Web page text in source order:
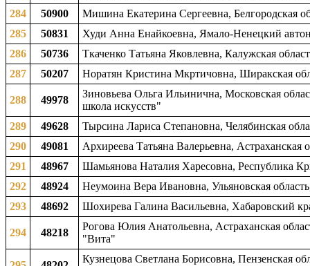
284
50900
Мишина Екатерина Сергеевна, Белгородская
285
50831
Худи Анна Енайкоевна, Ямало-Ненецкий
286
50736
Ткаченко Татьяна Яковлевна, Калужская
287
50207 Норатян Кристина Мкртичовна, Ширакская
288 49978
Зиновьева Ольга Ильинична, Московская
школа искусств"
289
49628
Тырсина Лариса Степановна, Челябинская
290
49081
Архиреева Татьяна Валерьевна, Астраханская
291
48967
Шамьянова Наталия Харесовна, Республика
292
48924
Неумоина Вера Ивановна, Ульяновская
293
48692 Шохирева Галина Васильевна, Хабаровский
294 48218
Рогова Юлия Анатольевна, Астраханская
"Вита"
Кузнецова Светлана Борисовна, Пензенская